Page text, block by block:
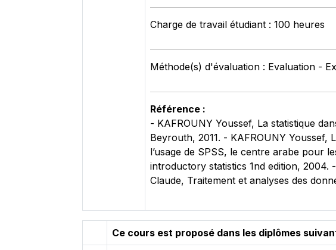
Charge de travail étudiant : 100 heures
Méthode(s) d'évaluation : Evaluation -
Référence :
- KAFROUNY Youssef, La statistique
Beyrouth, 2011. - KAFROUNY Youssef,
l’usage de SPSS, le centre arabe pour
introductory statistics 1nd edition, 2004.
Claude, Traitement et analyses des
Ce cours est proposé dans les diplômes